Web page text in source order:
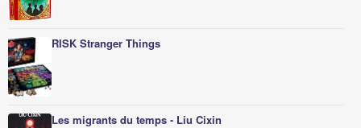
RISK Stranger Things
Les migrants du temps - Liu Cixin